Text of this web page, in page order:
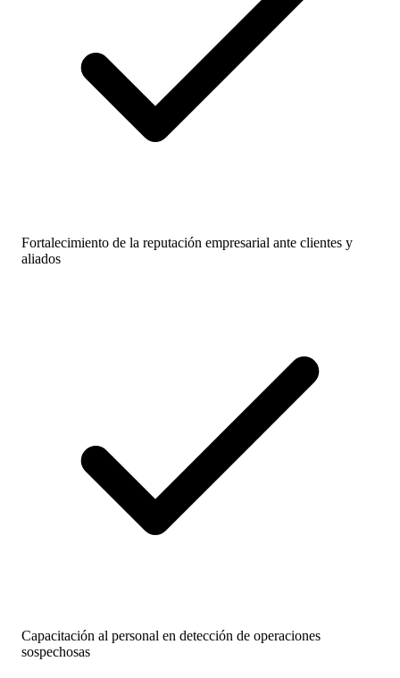
Fortalecimiento de la reputación empresarial ante clientes y
aliados
Capacitación al personal en detección de operaciones
sospechosas